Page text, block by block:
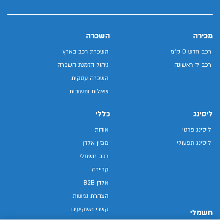
מכירה
רכב חדש 0 ק"מ
רכב יד ראשונה
השכרה
השכרת רכב בארץ
ניהול הזמנת השכרה
השכרה עסקית
שאלות ותשובות
ליסינג
ליסינג פרטי
ליסינג תפעולי
חשמלי
כללי
אודות
מגזין אלדן
רכב חשמלי
קריירה
אלדן B2B
הצהרת נגישות
קשרי משקיעים